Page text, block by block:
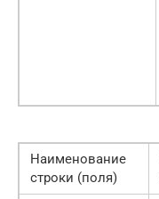
Наименование
строки (поля)